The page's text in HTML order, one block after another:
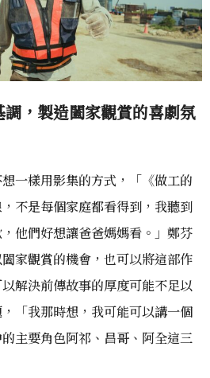
，製造闔家觀賞的喜劇氛
一樣用影集的方式，「《做工的
不是每個家庭都看得到，我聽到
他們好想讓爸爸媽媽看。」鄭芬
家觀賞的機會，也可以將這部作
解決前傳故事的厚度可能不足以
「我那時想，我可能可以講一個
主要角色阿祁、昌哥、阿全這三